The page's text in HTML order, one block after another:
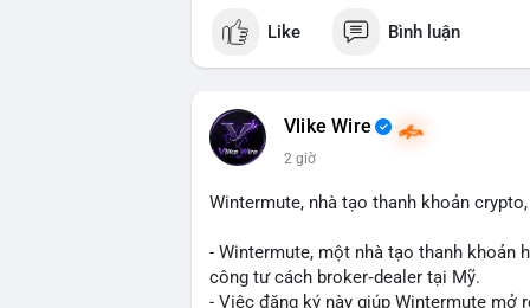
lượng này, khả năng cao là chuyển lên
tạo áp lực giảm giá ngắn hạn. Tuy
thêm các giao dịch tiếp theo từ cùng
Lời khuyên: Nhà đầu tư nhỏ lẻ nên thận
bộ, ít tác động đến thị trường. Chỉ vào
#317btc #20triệuusd #mempool
Like Bình luận
Vlike Wire
2 giờ
Wintermute, nhà tạo thanh khoản
- Wintermute, một nhà tạo thanh khoản
công tư cách broker‑dealer tại Mỹ.
- Việc đăng ký này giúp Wintermute